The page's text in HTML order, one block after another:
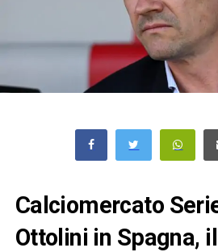
Calciomercato
Ottolini in Spagna,